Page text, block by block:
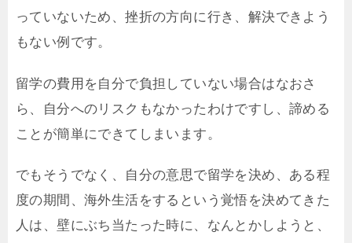
っていないため、挫折の方向に行き、解決できよう
もない例です。
留学の費用を自分で負担していない場合はなおさ
ら、自分へのリスクもなかったわけですし、諦める
ことが簡単にできてしまいます。
でもそうでなく、自分の意思で留学を決め、ある程
度の期間、海外生活をするという覚悟を決めてきた
人は、壁にぶち当たった時に、なんとかしようと、